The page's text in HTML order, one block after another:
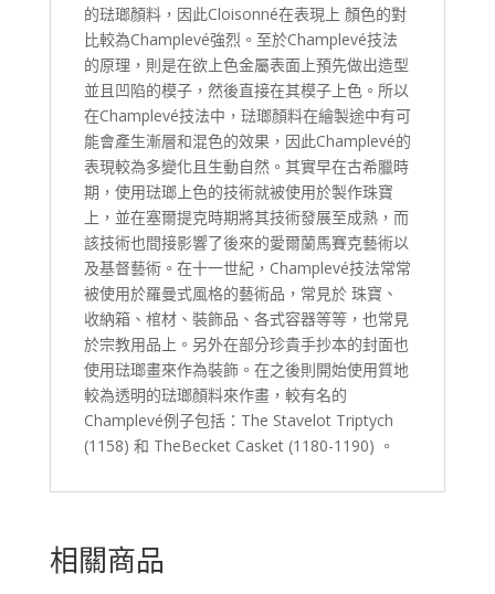
的琺瑯顏料，因此Cloisonné在表現上 顏色的對
比較為Champlevé強烈。至於Champlevé技法
的原理，則是在欲上色金屬表面上預先做出造型
並且凹陷的模子，然後直接在其模子上色。所以
在Champlevé技法中，琺瑯顏料在繪製途中有可
能會產生漸層和混色的效果，因此Champlevé的
表現較為多變化且生動自然。其實早在古希臘時
期，使用琺瑯上色的技術就被使用於製作珠寶
上，並在塞爾提克時期將其技術發展至成熟，而
該技術也間接影響了後來的愛爾蘭馬賽克藝術以
及基督藝術。在十一世紀，Champlevé技法常常
被使用於羅曼式風格的藝術品，常見於 珠寶、
收納箱、棺材、裝飾品、各式容器等等，也常見
於宗教用品上。另外在部分珍貴手抄本的封面也
使用琺瑯畫來作為裝飾。在之後則開始使用質地
較為透明的琺瑯顏料來作畫，較有名的
Champlevé例子包括：The Stavelot Triptych
(1158) 和 TheBecket Casket (1180-1190) 。
相關商品